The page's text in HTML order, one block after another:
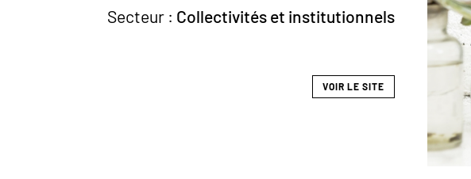
Secteur : Collectivités et institutionnels
VOIR LE SITE